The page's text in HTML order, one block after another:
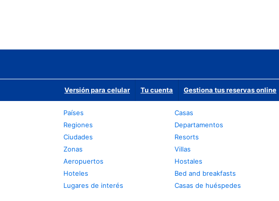
Versión para celular Tu cuenta Gestiona tus reservas online
Países
Regiones
Ciudades
Zonas
Aeropuertos
Hoteles
Lugares de interés
Casas
Departamentos
Resorts
Villas
Hostales
Bed and breakfasts
Casas de huéspedes